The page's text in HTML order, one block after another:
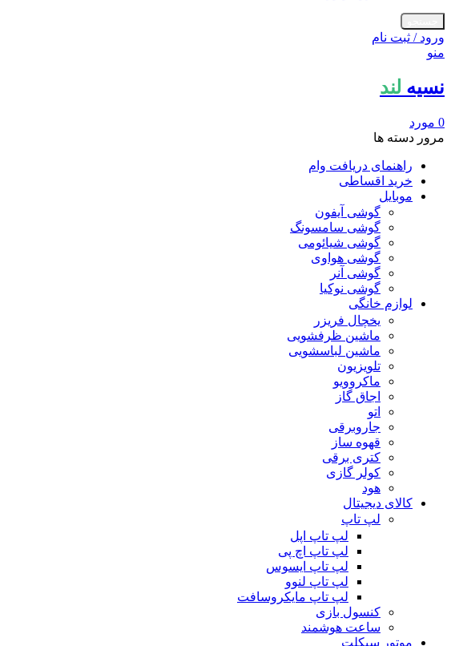
ورود / ثبت نام
منو
نسیه لند
0 مورد
مرور دسته ها
راهنمای دریافت وام
خرید اقساطی
موبایل
گوشی آیفون
گوشی سامسونگ
گوشی شیائومی
گوشی هواوی
گوشی آنر
گوشی نوکیا
لوازم خانگی
یخچال فریزر
ماشین ظرفشویی
ماشین لباسشویی
تلویزیون
ماکروویو
اجاق گاز
اتو
جاروبرقی
قهوه ساز
کتری برقی
کولر گازی
هود
کالای دیجیتال
لپ تاپ
لپ تاپ اپل
لپ تاپ اچ پی
لپ تاپ ایسوس
لپ تاپ لنوو
لپ تاپ مایکروسافت
کنسول بازی
ساعت هوشمند
موتور سیکلت